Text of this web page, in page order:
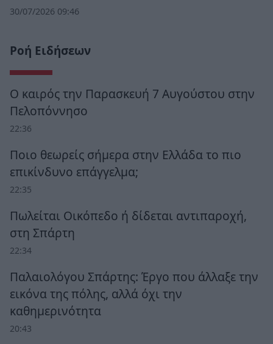
30/07/2026 09:46
Ροή Ειδήσεων
Ο καιρός την Παρασκευή 7 Αυγούστου στην
Πελοπόννησο
22:36
Ποιο θεωρείς σήμερα στην Ελλάδα το πιο
επικίνδυνο επάγγελμα;
22:35
Πωλείται Οικόπεδο ή δίδεται αντιπαροχή,
στη Σπάρτη
22:34
Παλαιολόγου Σπάρτης: Έργο που άλλαξε την
εικόνα της πόλης, αλλά όχι την
καθημερινότητα
20:43